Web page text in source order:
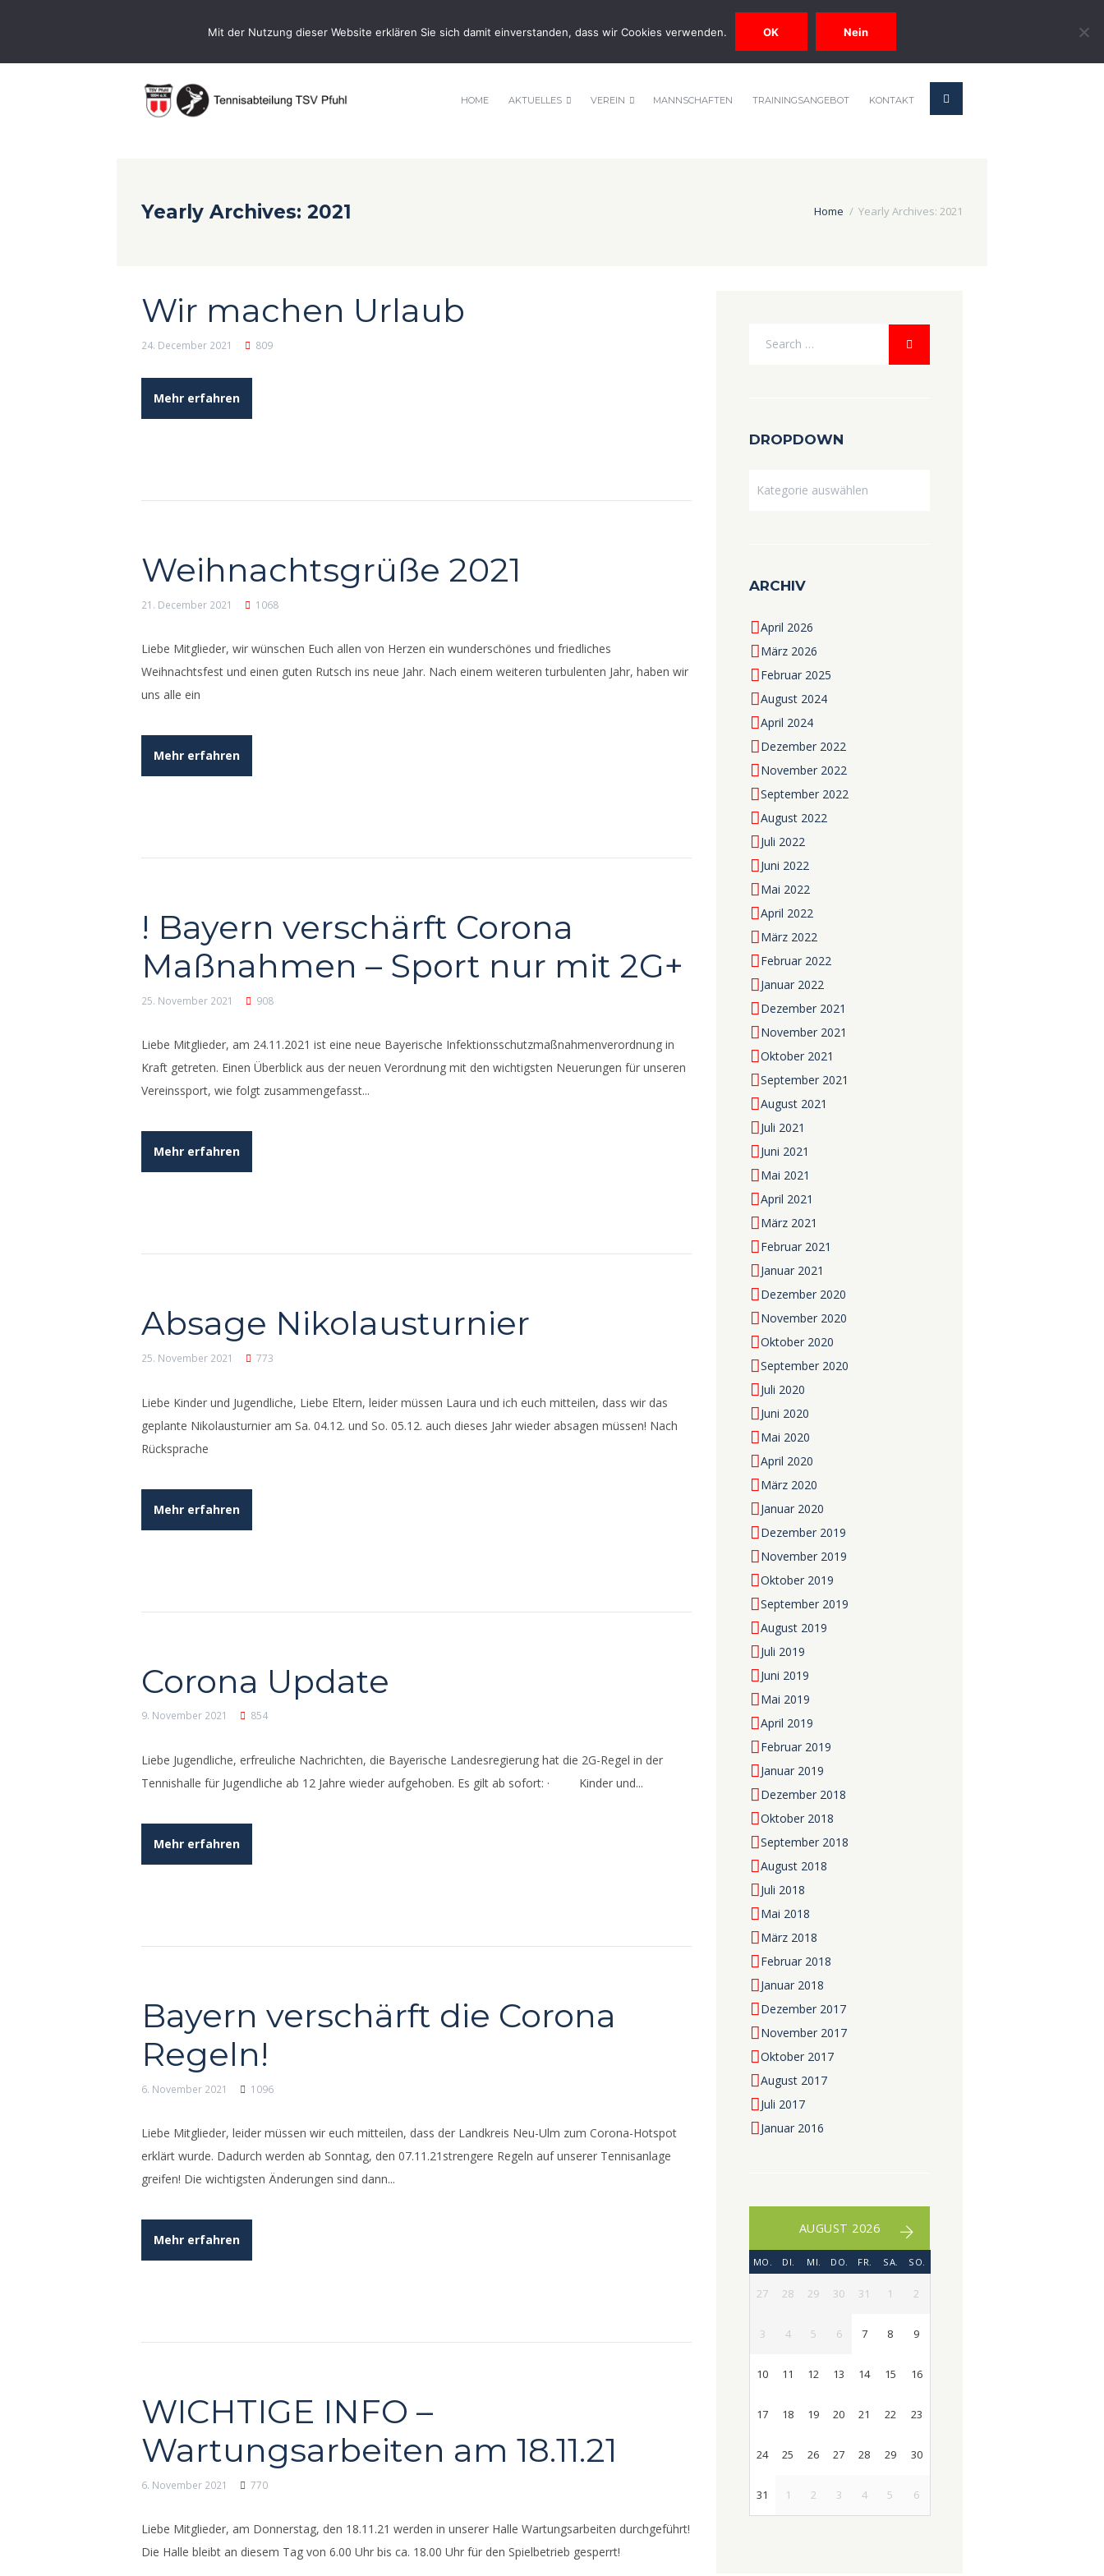
HOME AKTUELLES VEREIN MANNSCHAFTEN TRAININGSANGEBOT KONTAKT
Yearly Archives: 2021 Home Yearly Archives: 2021
Wir machen Urlaub
24. December 2021 809
Mehr erfahren
Weihnachtsgrüße 2021
21. December 2021 1068
Liebe Mitglieder, wir wünschen Euch allen von Herzen ein wunderschönes und friedliches
Weihnachtsfest und einen guten Rutsch ins neue Jahr. Nach einem weiteren turbulenten Jahr, haben wir
uns alle ein
Mehr erfahren
! Bayern verschärft Corona
Maßnahmen – Sport nur mit 2G+
25. November 2021 908
Liebe Mitglieder, am 24.11.2021 ist eine neue Bayerische Infektionsschutzmaßnahmenverordnung in
Kraft getreten. Einen Überblick aus der neuen Verordnung mit den wichtigsten Neuerungen für unseren
Vereinssport, wie folgt zusammengefasst...
Mehr erfahren
Absage Nikolausturnier
25. November 2021 773
Liebe Kinder und Jugendliche, Liebe Eltern, leider müssen Laura und ich euch mitteilen, dass wir das
geplante Nikolausturnier am Sa. 04.12. und So. 05.12. auch dieses Jahr wieder absagen müssen! Nach
Rücksprache
Mehr erfahren
Corona Update
9. November 2021 854
Liebe Jugendliche, erfreuliche Nachrichten, die Bayerische Landesregierung hat die 2G-Regel in der
Tennishalle für Jugendliche ab 12 Jahre wieder aufgehoben. Es gilt ab sofort: · Kinder und...
Mehr erfahren
Bayern verschärft die Corona
Regeln!
6. November 2021 1096
Liebe Mitglieder, leider müssen wir euch mitteilen, dass der Landkreis Neu-Ulm zum Corona-Hotspot
erklärt wurde. Dadurch werden ab Sonntag, den 07.11.21strengere Regeln auf unserer Tennisanlage
greifen! Die wichtigsten Änderungen sind dann...
Mehr erfahren
WICHTIGE INFO –
Wartungsarbeiten am 18.11.21
6. November 2021 770
Liebe Mitglieder, am Donnerstag, den 18.11.21 werden in unserer Halle Wartungsarbeiten durchgeführt!
Die Halle bleibt an diesem Tag von 6.00 Uhr bis ca. 18.00 Uhr für den Spielbetrieb gesperrt!
DROPDOWN
ARCHIV
April 2026
März 2026
Februar 2025
August 2024
April 2024
Dezember 2022
November 2022
September 2022
August 2022
Juli 2022
Juni 2022
Mai 2022
April 2022
März 2022
Februar 2022
Januar 2022
Dezember 2021
November 2021
Oktober 2021
September 2021
August 2021
Juli 2021
Juni 2021
Mai 2021
April 2021
März 2021
Februar 2021
Januar 2021
Dezember 2020
November 2020
Oktober 2020
September 2020
Juli 2020
Juni 2020
Mai 2020
April 2020
März 2020
Januar 2020
Dezember 2019
November 2019
Oktober 2019
September 2019
August 2019
Juli 2019
Juni 2019
Mai 2019
April 2019
Februar 2019
Januar 2019
Dezember 2018
Oktober 2018
September 2018
August 2018
Juli 2018
Mai 2018
März 2018
Februar 2018
Januar 2018
Dezember 2017
November 2017
Oktober 2017
August 2017
Juli 2017
Januar 2016
AUGUST 2026
MO. DI. MI. DO. FR. SA. SO.
27 28 29 30 31 1 2
3 4 5 6 7 8 9
10 11 12 13 14 15 16
17 18 19 20 21 22 23
24 25 26 27 28 29 30
31 1 2 3 4 5 6
Mit der Nutzung dieser Website erklären Sie sich damit einverstanden, dass wir Cookies verwenden. OK Nein